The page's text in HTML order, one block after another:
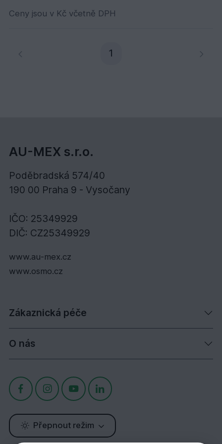
Ceny jsou v Kč včetně DPH
1
AU-MEX s.r.o.
Poděbradská 574/40
190 00 Praha 9 - Vysočany
IČO: 25349929
DIČ: CZ25349929
www.au-mex.cz
www.osmo.cz
Zákaznická péče
O nás
Přepnout režim